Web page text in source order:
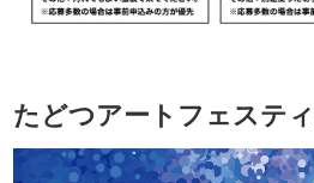
たどつアートフェステ